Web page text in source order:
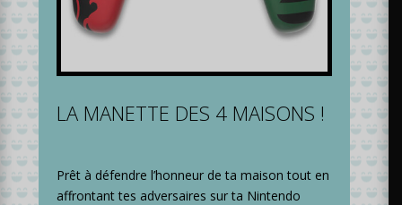
LA MANETTE DES 4 MAISONS !
Prêt à défendre l’honneur de ta maison tout en
affrontant tes adversaires sur ta Nintendo